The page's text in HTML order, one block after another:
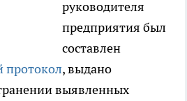
руководителя
предприятия был
составлен
протокол, выдано
выявленных